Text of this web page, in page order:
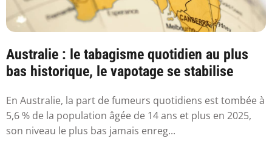
Australie : le tabagisme quotidien au plus
bas historique, le vapotage se stabilise
En Australie, la part de fumeurs quotidiens est tombée à
5,6 % de la population âgée de 14 ans et plus en 2025,
son niveau le plus bas jamais enreg...